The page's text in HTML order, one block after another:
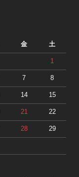
金 土
1
7 8
14 15
21 22
28 29